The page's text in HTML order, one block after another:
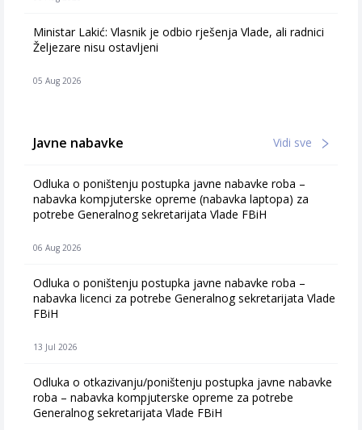
Ministar Lakić: Vlasnik je odbio rješenja Vlade, ali radnici
Željezare nisu ostavljeni
05 Aug 2026
Javne nabavke Vidi sve
Odluka o poništenju postupka javne nabavke roba –
nabavka kompjuterske opreme (nabavka laptopa) za
potrebe Generalnog sekretarijata Vlade FBiH
06 Aug 2026
Odluka o poništenju postupka javne nabavke roba –
nabavka licenci za potrebe Generalnog sekretarijata Vlade
FBiH
13 Jul 2026
Odluka o otkazivanju/poništenju postupka javne nabavke
roba – nabavka kompjuterske opreme za potrebe
Generalnog sekretarijata Vlade FBiH